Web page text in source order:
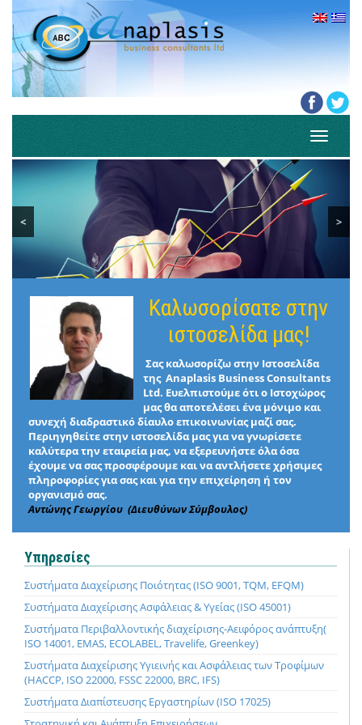
Toggle
< >
Καλωσορίσατε στην
ιστοσελίδα μας!
Σας καλωσορίζω στην Ιστοσελίδα
της Anaplasis Business Consultants
Ltd. Ευελπιστούμε ότι ο Ιστοχώρος
μας θα αποτελέσει ένα μόνιμο και
συνεχή διαδραστικό δίαυλο επικοινωνίας μαζί σας.
Περιηγηθείτε στην ιστοσελίδα μας για να γνωρίσετε
καλύτερα την εταιρεία μας, να εξερευνήστε όλα όσα
έχουμε να σας προσφέρουμε και να αντλήσετε χρήσιμες
πληροφορίες για σας και για την επιχείρηση ή τον
οργανισμό σας.
Αντώνης Γεωργίου (Διευθύνων Σύμβουλος)
Υπηρεσίες
Συστήματα Διαχείρισης Ποιότητας (ISO 9001, TQM, EFQM)
Συστήματα Διαχείρισης Ασφάλειας & Υγείας (ISO 45001)
Συστήματα Περιβαλλοντικής διαχείρισης-Αειφόρος ανάπτυξη(
ISO 14001, EMAS, ECOLABEL, Travelife, Greenkey)
Συστήματα Διαχείρισης Υγιεινής και Ασφάλειας των Τροφίμων
(HACCP, ISO 22000, FSSC 22000, BRC, IFS)
Συστήματα Διαπίστευσης Εργαστηρίων (ISO 17025)